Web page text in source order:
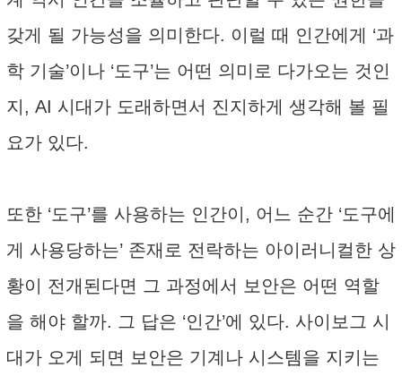
갖게 될 가능성을 의미한다. 이럴 때 인간에게 ‘과
학 기술’이나 ‘도구’는 어떤 의미로 다가오는 것인
지, AI 시대가 도래하면서 진지하게 생각해 볼 필
요가 있다.
또한 ‘도구’를 사용하는 인간이, 어느 순간 ‘도구에
게 사용당하는’ 존재로 전락하는 아이러니컬한 상
황이 전개된다면 그 과정에서 보안은 어떤 역할
을 해야 할까. 그 답은 ‘인간’에 있다. 사이보그 시
대가 오게 되면 보안은 기계나 시스템을 지키는